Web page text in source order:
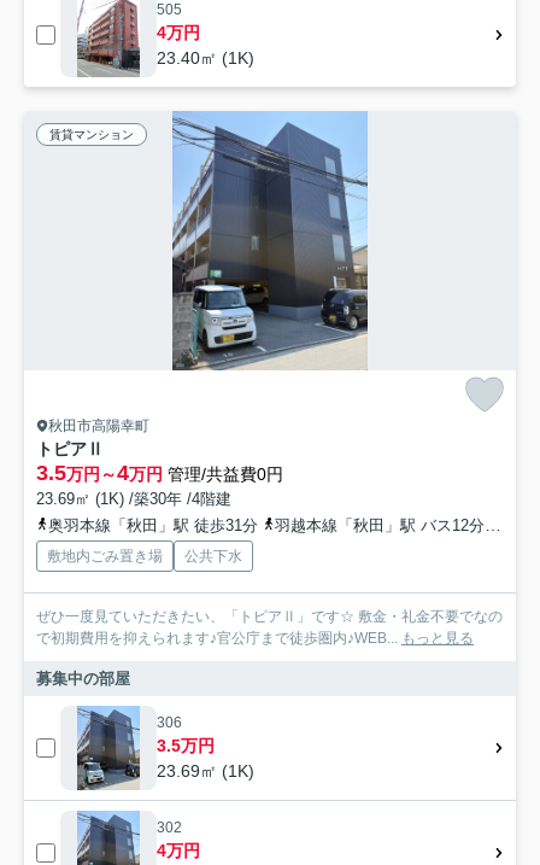
505
4万円
23.40㎡ (1K)
賃貸マンション
秋田市高陽幸町
トピアⅡ
3.5万円～4万円 管理/共益費0円
23.69㎡ (1K) /築30年 /4階建
奥羽本線「秋田」駅 徒歩31分
羽越本線「秋田」駅 バス12分 秋田中央交通「高陽幸町」 停歩2分
敷地内ごみ置き場 公共下水
ぜひ一度見ていただきたい、「トピアⅡ」です☆ 敷金・礼金不要でなの
で初期費用を抑えられます♪官公庁まで徒歩圏内♪WEB... もっと見る
募集中の部屋
306
3.5万円
23.69㎡ (1K)
302
4万円